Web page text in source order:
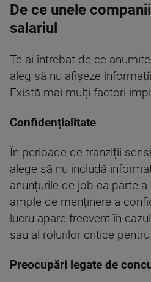
De ce unele
salariul
Te-ai întrebat de ce
aleg să nu afișeze
Există mai mulți factori
Confidențialitate
În perioade de tranziții
alege să nu includă
anunțurile de job ca parte
ample de menținere a
lucru apare frecvent în
sau al rolurilor critice
Preocupări legate de